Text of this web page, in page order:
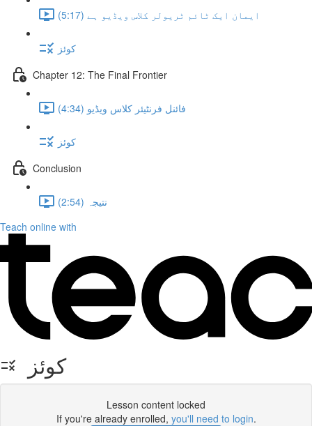
ایمان ایک ٹائم ٹریولر کلاس ویڈیو ہے (5:17)
کوئز
Chapter 12: The Final Frontier
فائنل فرنٹیئر کلاس ویڈیو (4:34)
کوئز
Conclusion
نتیجہ (2:54)
Teach online with
کوئز
Lesson content locked
If you're already enrolled, you'll need to login.